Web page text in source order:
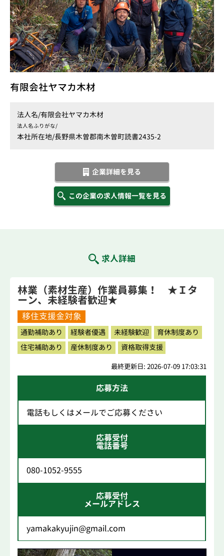
有限会社ヤマカ木材
法人名/有限会社ヤマカ木材
法人名ふりがな/
本社所在地/長野県木曽郡南木曽町読書2435-2
企業詳細を見る
この企業の求人情報一覧を見る
求人詳細
林業（素材生産）作業員募集！ ★Ｉタ
ーン、未経験者歓迎★
移住支援金対象
通勤補助あり 経験者優遇 未経験歓迎
育休制度あり
住宅補助あり
産休制度あり 資格取得支援
最終更新日: 2026-07-09 17:03:31
応募方法
電話もしくはメールでご応募ください
応募受付
電話番号
080-1052-9555
応募受付
メールアドレス
yamakakyujin@gmail.com